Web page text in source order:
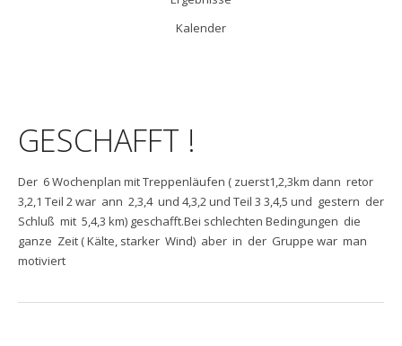
Kalender
GESCHAFFT !
Der 6 Wochenplan mit Treppenläufen ( zuerst1,2,3km dann retor
3,2,1 Teil 2 war ann 2,3,4 und 4,3,2 und Teil 3 3,4,5 und gestern der
Schluß mit 5,4,3 km) geschafft.Bei schlechten Bedingungen die
ganze Zeit ( Kälte, starker Wind) aber in der Gruppe war man
motiviert